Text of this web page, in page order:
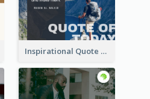
Inspirational Quote Of Today Facebook Post